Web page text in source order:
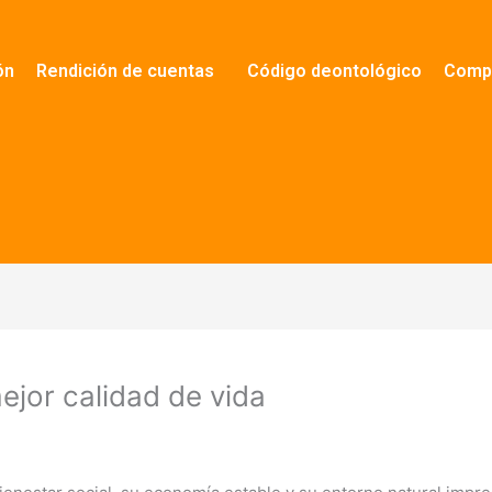
Rendición de cuentas Código deontológico
calidad de vida